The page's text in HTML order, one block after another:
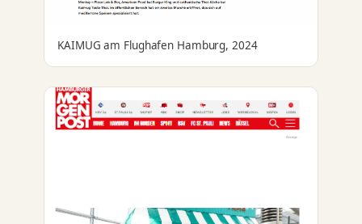
KAIMUG am Flughafen Hamburg, 2024